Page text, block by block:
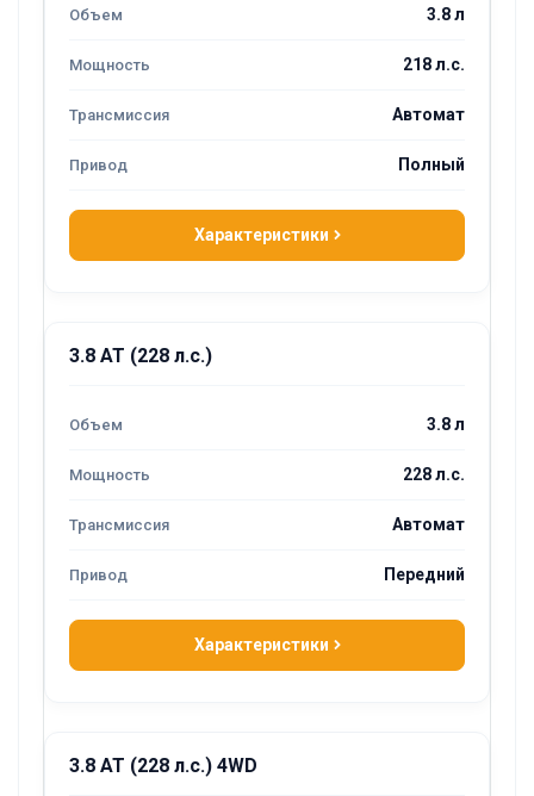
3.8 л
218 л.с.
Автомат
Полный
Характеристики
3.8 AT (228 л.с.)
3.8 л
228 л.с.
Автомат
Передний
Характеристики
3.8 AT (228 л.с.) 4WD